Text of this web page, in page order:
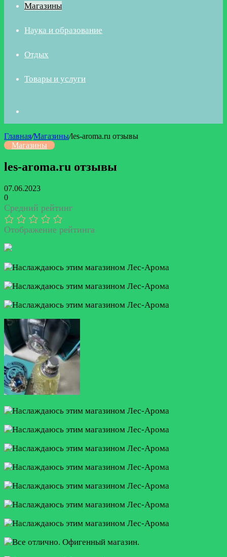
Магазины
Наука и образование
Отдых
Товары и услуги
Главная/Магазины/les-aroma.ru отзывы
Магазины
les-aroma.ru отзывы
07.06.2023
0
Средний рейтинг
Отображение рейтинга